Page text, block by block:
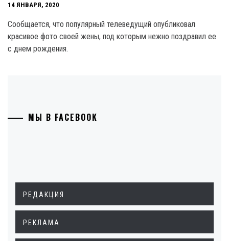
14 ЯНВАРЯ, 2020
Сообщается, что популярный телеведущий опубликовал
красивое фото своей жены, под которым нежно поздравил ее
с днем рождения.
МЫ В FACEBOOK
РЕДАКЦИЯ
РЕКЛАМА